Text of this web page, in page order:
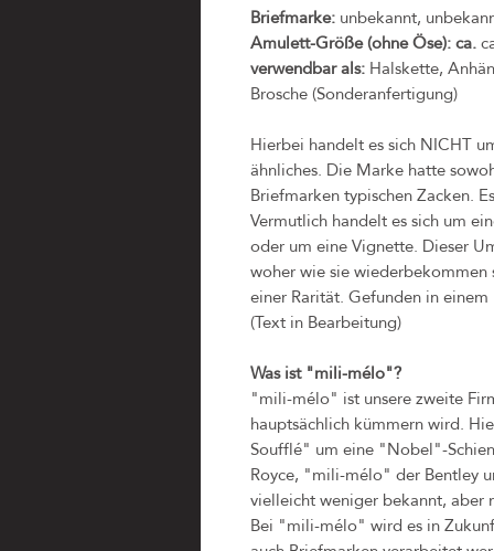
Briefmarke:unbekannt,
Amulett-Größe (ohne Öse): ca.
verwendbar als:Halskette,
Brosche (Sonderanfertigung)
Hierbei handelt es sich NICHT
ähnliches. Die Marke hatte
Briefmarken typischen Zacken.
Vermutlich handelt es sich um
oder um eine Vignette. Dieser
woher wie sie
einer Rarität. Gefunden in
(Text in Bearbeitung)
Was ist "mili-mélo"?
"mili-mélo" ist unsere zweite
hauptsächlich kümmern wird.
Soufflé" um eine "Nobel"-
Royce, "mili-mélo" der Bentley
vielleicht weniger bekannt, aber
Bei "mili-mélo" wird es in